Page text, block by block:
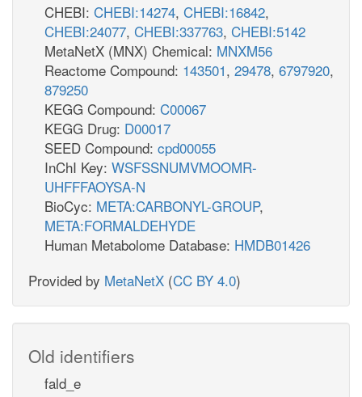
CHEBI: CHEBI:14274, CHEBI:16842,
CHEBI:24077, CHEBI:337763, CHEBI:5142
MetaNetX (MNX) Chemical: MNXM56
Reactome Compound: 143501, 29478, 6797920,
879250
KEGG Compound: C00067
KEGG Drug: D00017
SEED Compound: cpd00055
InChI Key: WSFSSNUMVMOOMR-
UHFFFAOYSA-N
BioCyc: META:CARBONYL-GROUP,
META:FORMALDEHYDE
Human Metabolome Database: HMDB01426
Provided by MetaNetX (CC BY 4.0)
Old identifiers
fald_e